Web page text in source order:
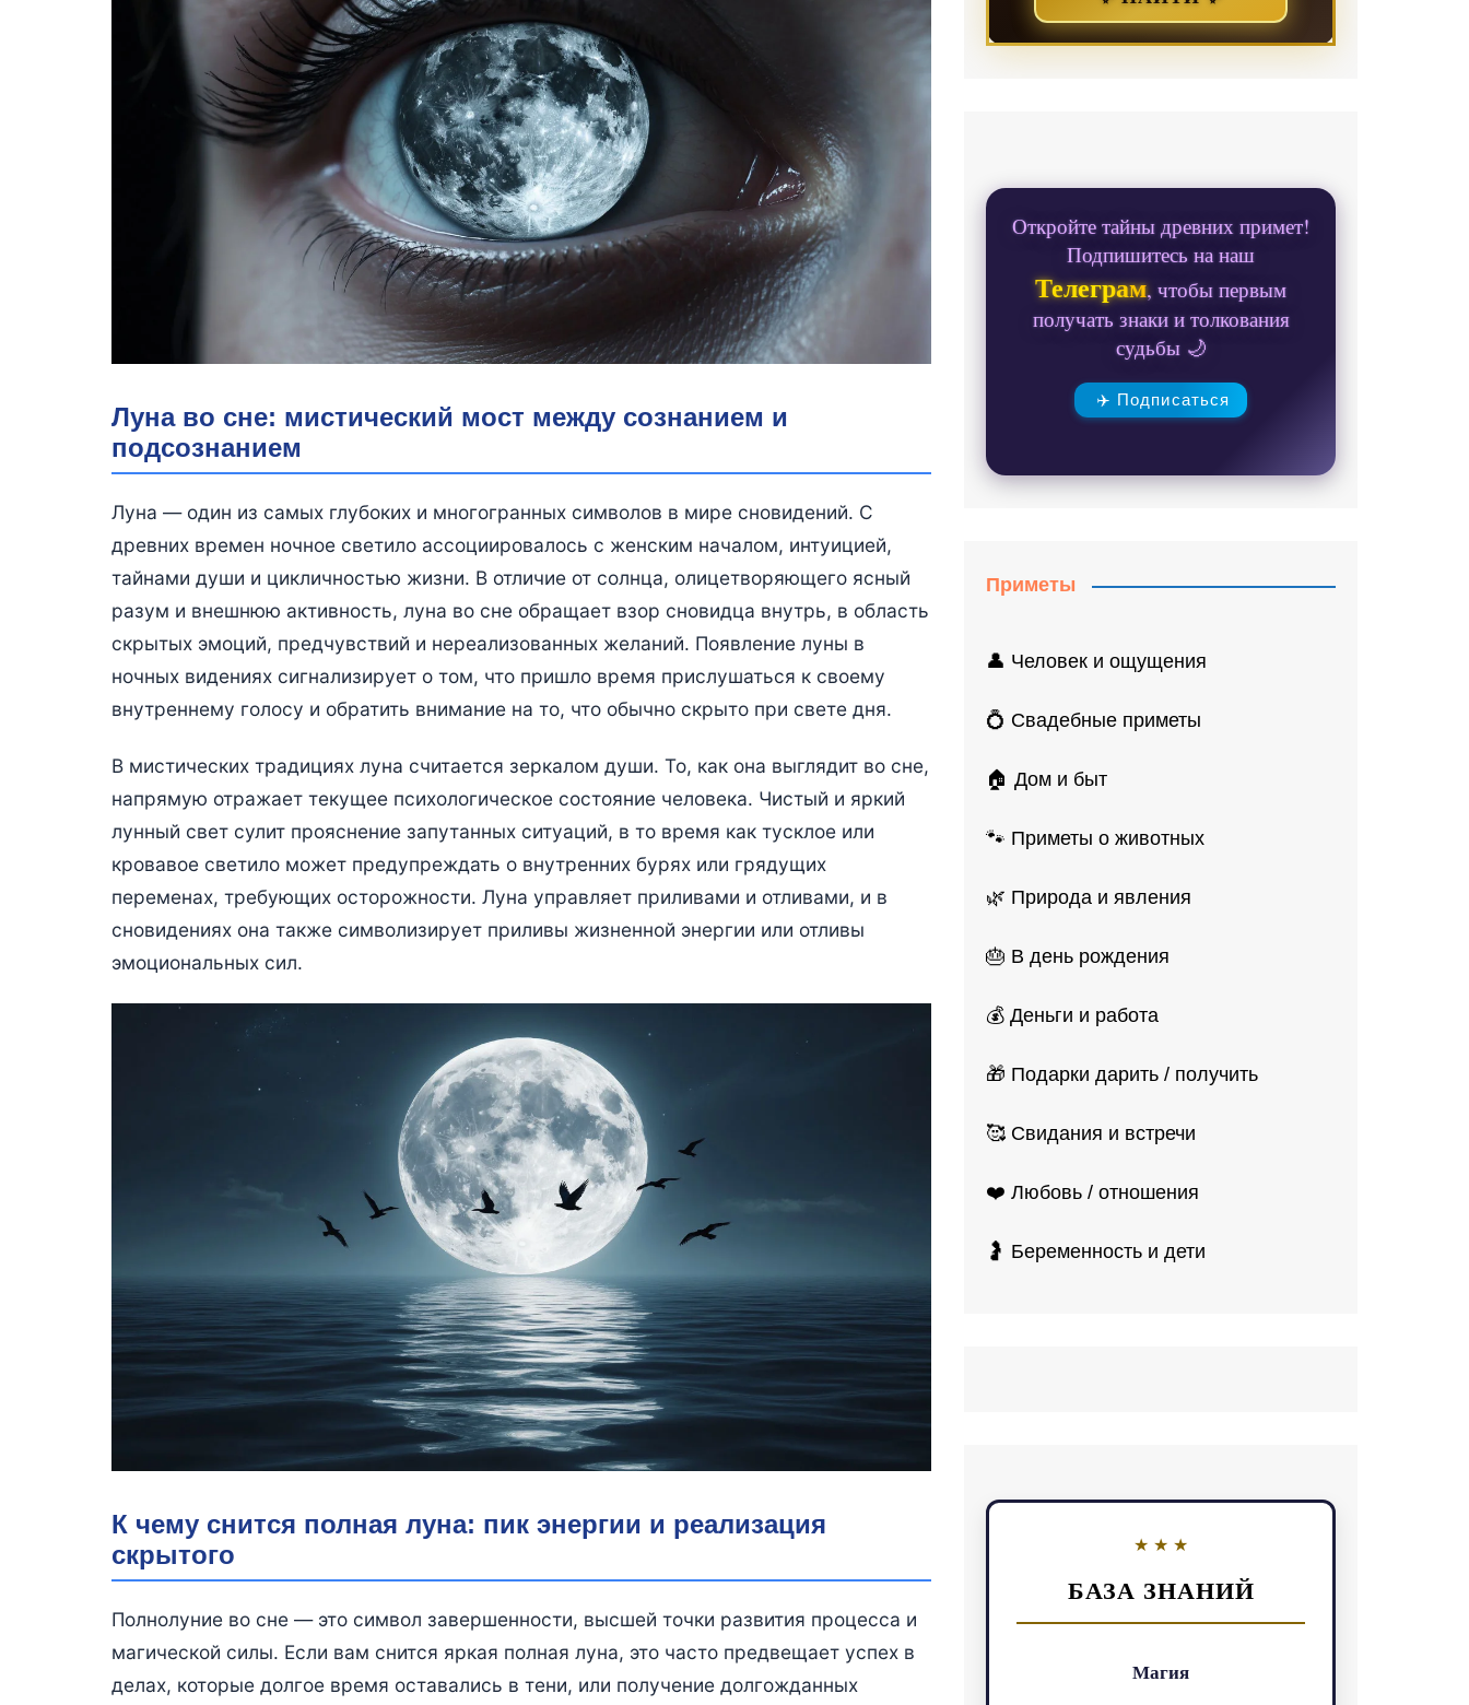
Луна во сне: мистический мост между сознанием и
подсознанием
Луна — один из самых глубоких и многогранных символов в мире сновидений. С
древних времен ночное светило ассоциировалось с женским началом, интуицией,
тайнами души и цикличностью жизни. В отличие от солнца, олицетворяющего ясный
разум и внешнюю активность, луна во сне обращает взор сновидца внутрь, в область
скрытых эмоций, предчувствий и нереализованных желаний. Появление луны в
ночных видениях сигнализирует о том, что пришло время прислушаться к своему
внутреннему голосу и обратить внимание на то, что обычно скрыто при свете дня.
В мистических традициях луна считается зеркалом души. То, как она выглядит во сне,
напрямую отражает текущее психологическое состояние человека. Чистый и яркий
лунный свет сулит прояснение запутанных ситуаций, в то время как тусклое или
кровавое светило может предупреждать о внутренних бурях или грядущих
переменах, требующих осторожности. Луна управляет приливами и отливами, и в
сновидениях она также символизирует приливы жизненной энергии или отливы
эмоциональных сил.
К чему снится полная луна: пик энергии и реализация
скрытого
Полнолуние во сне — это символ завершенности, высшей точки развития процесса и
магической силы. Если вам снится яркая полная луна, это часто предвещает успех в
делах, которые долгое время оставались в тени, или получение долгожданных
Откройте тайны древних примет!
Подпишитесь на наш
Телеграм, чтобы первым
получать знаки и толкования
судьбы 🌙
✈️ Подписаться
Приметы
👤 Человек и ощущения
💍 Свадебные приметы
🏠 Дом и быт
🐾 Приметы о животных
🌿 Природа и явления
🎂 В день рождения
💰 Деньги и работа
🎁 Подарки дарить / получить
🥰 Свидания и встречи
❤️ Любовь / отношения
🤰 Беременность и дети
БАЗА ЗНАНИЙ
Магия